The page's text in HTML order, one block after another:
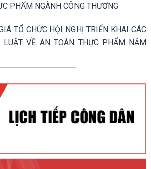
PHẨM NGÀNH CÔNG THƯƠNG
TỔ CHỨC HỘI NGHỊ TRIỂN KHAI CÁC
VỀ AN TOÀN THỰC PHẨM NĂM